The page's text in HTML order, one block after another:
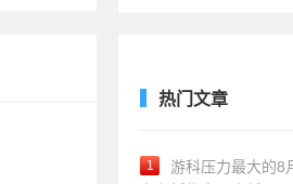
热门文章
1
游科压力最大的8